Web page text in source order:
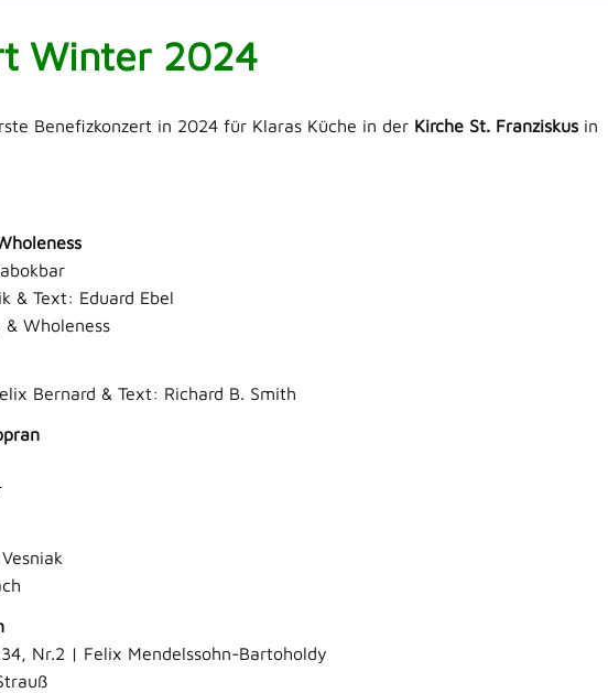
Winter 2024
Benefizkonzert in 2024 für Klaras Küche in der Kirche St. Franziskus in
& Text: Eduard Ebel
Wholeness
Bernard & Text: Richard B. Smith
Nr.2 | Felix Mendelssohn-Bartoholdy